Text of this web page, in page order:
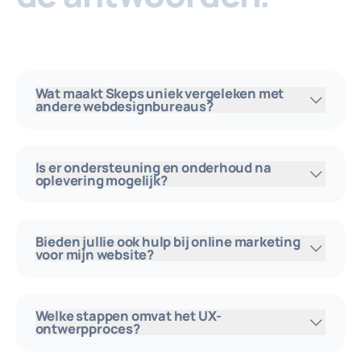
Wat maakt Skeps uniek vergeleken met
andere webdesignbureaus?
Is er ondersteuning en onderhoud na
oplevering mogelijk?
Bieden jullie ook hulp bij online marketing
voor mijn website?
Welke stappen omvat het UX-
ontwerpproces?